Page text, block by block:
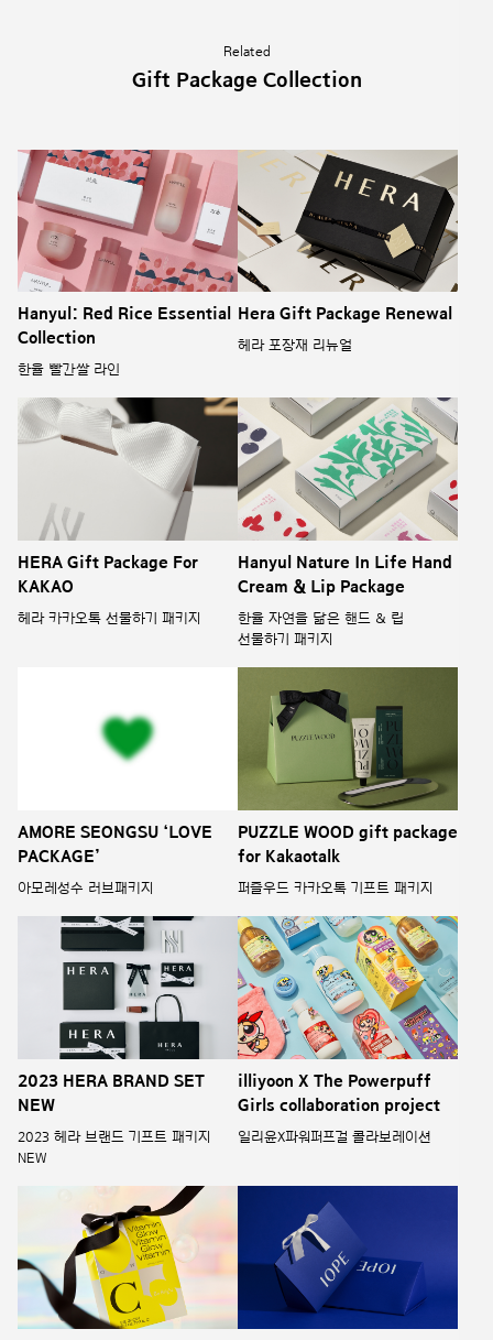
Related
Gift Package Collection
Hanyul: Red Rice Essential
Collection
한율 빨간쌀 라인
Hera Gift Package Renewal
헤라 포장재 리뉴얼
HERA Gift Package For
KAKAO
헤라 카카오톡 선물하기 패키지
Hanyul Nature In Life Hand
Cream & Lip Package
한율 자연을 닮은 핸드 & 립
선물하기 패키지
AMORE SEONGSU ‘LOVE
PACKAGE’
아모레성수 러브패키지
PUZZLE WOOD gift package
for Kakaotalk
퍼즐우드 카카오톡 기프트 패키지
2023 HERA BRAND SET
NEW
2023 헤라 브랜드 기프트 패키지
NEW
illiyoon X The Powerpuff
Girls collaboration project
일리윤X파워퍼프걸 콜라보레이션